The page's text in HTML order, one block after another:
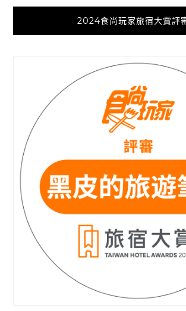
2024食尚玩家旅宿大賞評